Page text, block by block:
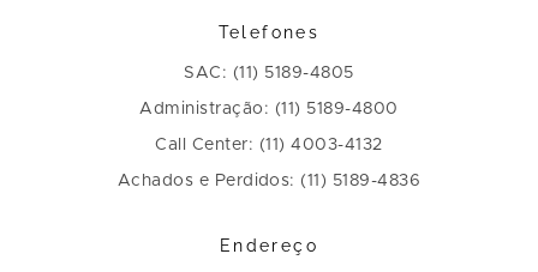
Telefones
SAC: (11) 5189-4805
Administração: (11) 5189-4800
Call Center: (11) 4003-4132
Achados e Perdidos: (11) 5189-4836
Endereço